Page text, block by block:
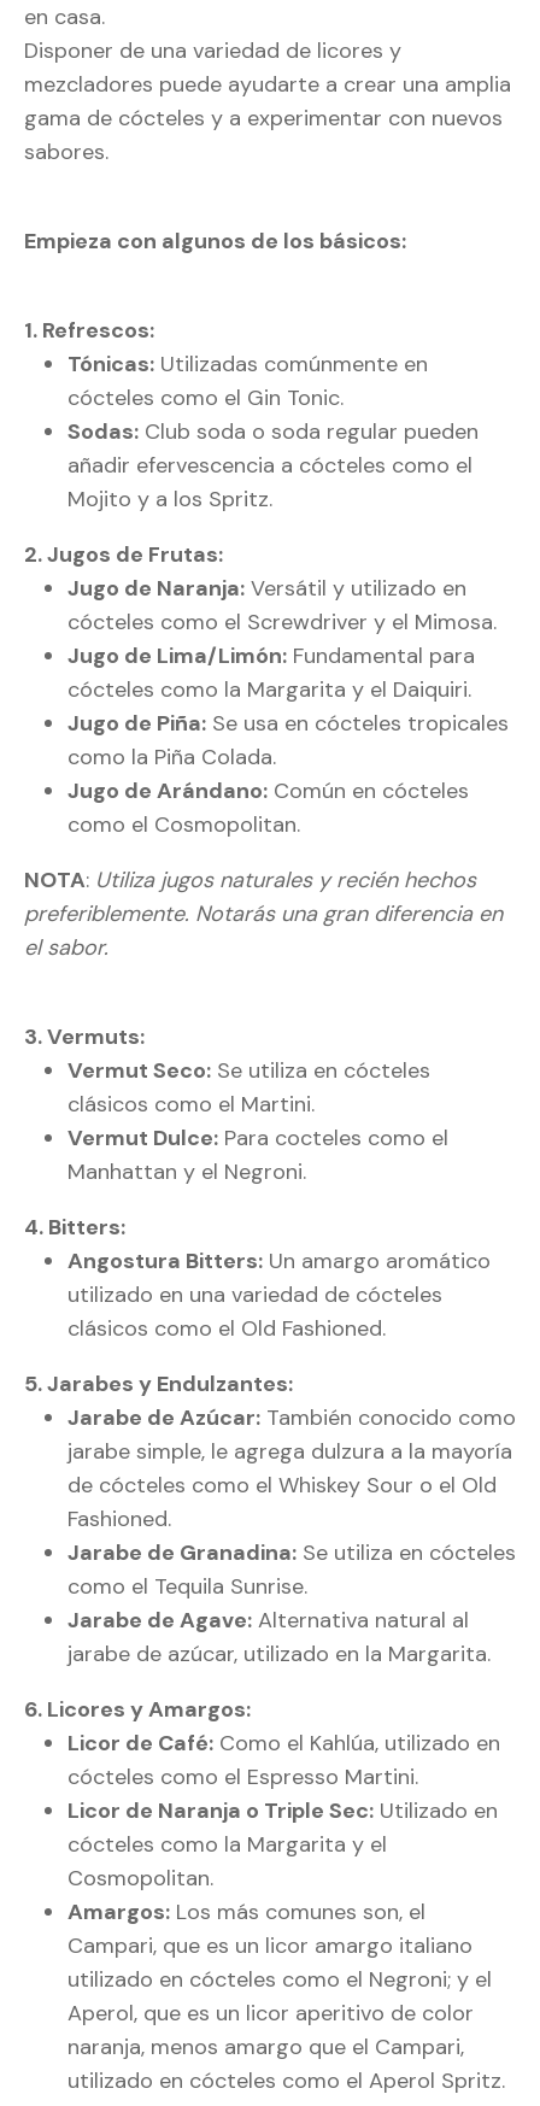
en casa.
Disponer de una variedad de licores y
mezcladores puede ayudarte a crear una amplia
gama de cócteles y a experimentar con nuevos
sabores.
Empieza con algunos de los básicos:
1. Refrescos:
Tónicas: Utilizadas comúnmente en
cócteles como el Gin Tonic.
Sodas: Club soda o soda regular pueden
añadir efervescencia a cócteles como el
Mojito y a los Spritz.
2. Jugos de Frutas:
Jugo de Naranja: Versátil y utilizado en
cócteles como el Screwdriver y el Mimosa.
Jugo de Lima/Limón: Fundamental para
cócteles como la Margarita y el Daiquiri.
Jugo de Piña: Se usa en cócteles tropicales
como la Piña Colada.
Jugo de Arándano: Común en cócteles
como el Cosmopolitan.
NOTA: Utiliza jugos naturales y recién hechos
preferiblemente. Notarás una gran diferencia en
el sabor.
3. Vermuts:
Vermut Seco: Se utiliza en cócteles
clásicos como el Martini.
Vermut Dulce: Para cocteles como el
Manhattan y el Negroni.
4. Bitters:
Angostura Bitters: Un amargo aromático
utilizado en una variedad de cócteles
clásicos como el Old Fashioned.
5. Jarabes y Endulzantes:
Jarabe de Azúcar: También conocido como
jarabe simple, le agrega dulzura a la mayoría
de cócteles como el Whiskey Sour o el Old
Fashioned.
Jarabe de Granadina: Se utiliza en cócteles
como el Tequila Sunrise.
Jarabe de Agave: Alternativa natural al
jarabe de azúcar, utilizado en la Margarita.
6. Licores y Amargos:
Licor de Café: Como el Kahlúa, utilizado en
cócteles como el Espresso Martini.
Licor de Naranja o Triple Sec: Utilizado en
cócteles como la Margarita y el
Cosmopolitan.
Amargos: Los más comunes son, el
Campari, que es un licor amargo italiano
utilizado en cócteles como el Negroni; y el
Aperol, que es un licor aperitivo de color
naranja, menos amargo que el Campari,
utilizado en cócteles como el Aperol Spritz.